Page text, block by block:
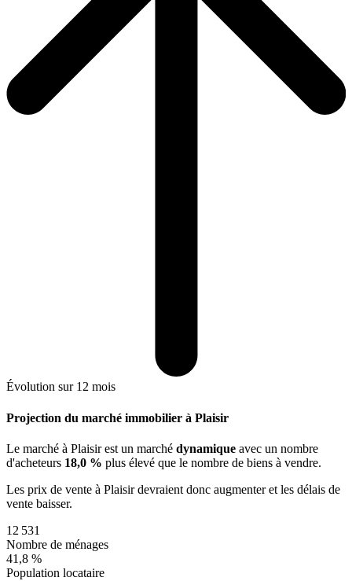
Évolution sur 12 mois
Projection du marché immobilier à Plaisir
Le marché à Plaisirest un marché dynamique avec un nombre
d'acheteurs 18,0 % plus élevé que le nombre de biens à vendre.
Les prix de vente à Plaisirdevraient donc augmenteret les délais de
vente baisser.
12 531
Nombre de ménages
41,8 %
Population locataire